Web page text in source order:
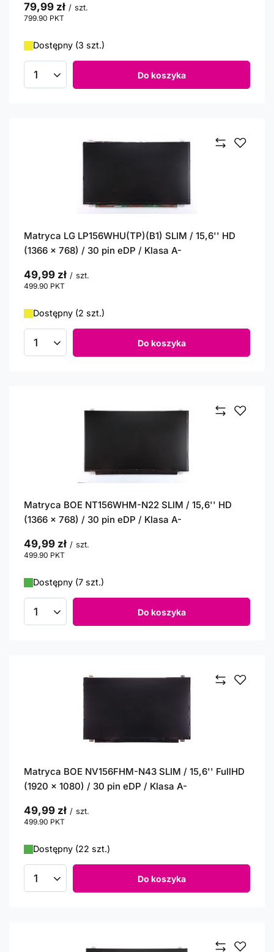
79,99 zł / szt.
799.90 PKT
Dostępny (3 szt.)
Ilość produktów Do koszyka
Matryca LG LP156WHU(TP)(B1) SLIM / 15,6'' HD
(1366 x 768) / 30 pin eDP / Klasa A-
49,99 zł / szt.
499.90 PKT
Dostępny (2 szt.)
Ilość produktów Do koszyka
Matryca BOE NT156WHM-N22 SLIM / 15,6'' HD
(1366 x 768) / 30 pin eDP / Klasa A-
49,99 zł / szt.
499.90 PKT
Dostępny (7 szt.)
Ilość produktów Do koszyka
Matryca BOE NV156FHM-N43 SLIM / 15,6'' FullHD
(1920 x 1080) / 30 pin eDP / Klasa A-
49,99 zł / szt.
499.90 PKT
Dostępny (22 szt.)
Ilość produktów Do koszyka